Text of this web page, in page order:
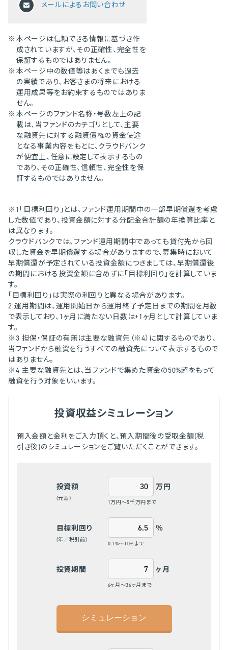
メールによるお問い合わせ
※ 本ページは信頼できる情報に基づき作
成されていますが、その正確性、完全性を
保証するものではありません。
※ 本ページ中の数値等はあくまでも過去
の実績であり、お客さまの将来における
運用成果等をお約束するものではありま
せん。
※ 本ページのファンド名称・号数左上の記
載は、当ファンドのカテゴリとして、主要
な融資先に対する融資債権の資金使途
となる事業内容をもとに、クラウドバンク
が便宜上、任意に設定して表示するもの
であり、その正確性、信頼性、完全性を保
証するものではありません。
※1「目標利回り」とは、ファンド運用期間中の一部早期償還を考慮
した数値であり、投資金額に対する分配金合計額の年換算比率と
は異なります。
クラウドバンクでは、ファンド運用期間中であっても貸付先から回
収した資金を早期償還する場合がありますので、募集時において
早期償還が予定されている投資金額につきましては、早期償還後
の期間における投資金額に含めずに「目標利回り」を計算していま
す。
「目標利回り」は実際の利回りと異なる場合があります。
2 運用期間は、運用開始日から運用終了予定日までの期間を月数
で表示しており、1ヶ月に満たない日数は+1ヶ月として計算していま
す。
※3 担保・保証の有無は主要な融資先（※4）に関するものであり、
当ファンドから融資を行うすべての融資先について表示するもので
はありません。
※4 主要な融資先とは、当ファンドで集めた資金の50%超をもって
融資を行う対象をいいます。
投資収益シミュレーション
預入金額と金利をご入力頂くと、預入期間後の受取金額(税
引き後)のシミュレーションをご覧いただくことができます。
投資額
(元金)
万円
1万円～5千万円まで
目標利回り
(年／税引前)
％
0.1%～10%まで
投資期間 ヶ月
6ヶ月～36ヶ月まで